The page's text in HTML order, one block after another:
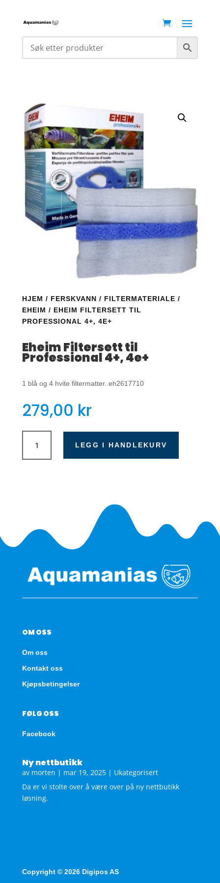
HJEM / FERSKVANN / FILTERMATERIALE /
EHEIM / EHEIM FILTERSETT TIL
PROFESSIONAL 4+, 4E+
Eheim Filtersett til
Professional 4+, 4e+
1 blå og 4 hvite filtermatter. eh2617710
279,00 kr
Eheim
Filtersett
til
LEGG I HANDLEKURV
OM OSS
Om oss
Kontakt oss
Kjøpsbetingelser
FØLG OSS
Facebook
Ny nettbutikk
av morten | mar 19, 2025| Ukategorisert
Da er vi stolte over å være over på ny nettbutikk
løsning.
Copyright © 2026 Digipos AS